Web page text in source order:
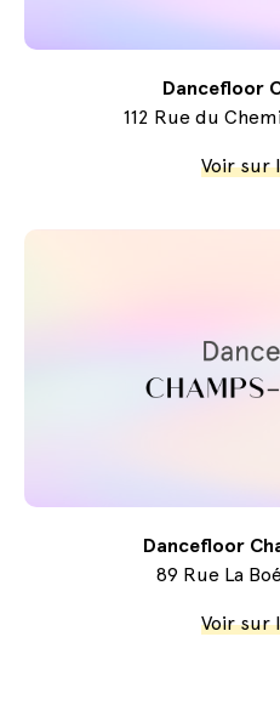
Dancefloor
112 Rue du
Voir sur
Dancefloor
89 Rue La
Voir sur